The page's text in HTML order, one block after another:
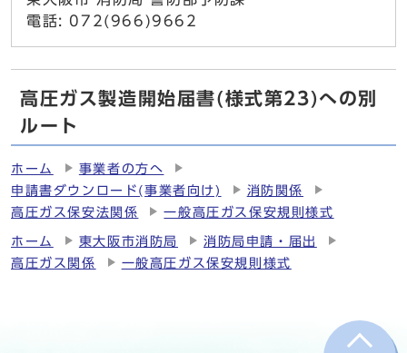
電話: 072(966)9662
高圧ガス製造開始届書(様式第23)への別
ルート
ホーム
事業者の方へ
申請書ダウンロード(事業者向け)
消防関係
高圧ガス保安法関係
一般高圧ガス保安規則様式
ホーム 東大阪市消防局
消防局申請・届出
高圧ガス関係
一般高圧ガス保安規則様式